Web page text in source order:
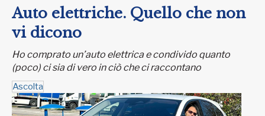
Auto elettriche. Quello che non
vi dicono
Ho comprato un’auto elettrica e condivido quanto
(poco) ci sia di vero in ciò che ci raccontano
Ascolta